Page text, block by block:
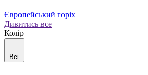
Європейський горіх
Дивитись все
Колір
Всі